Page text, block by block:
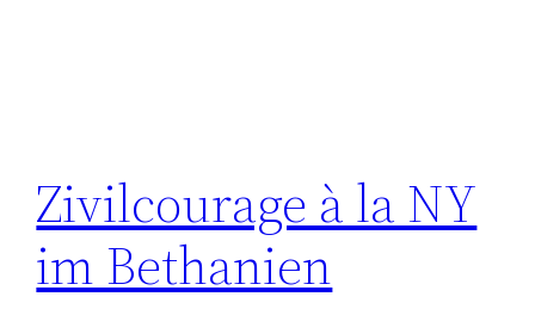
Zivilcourage à la NY
im Bethanien